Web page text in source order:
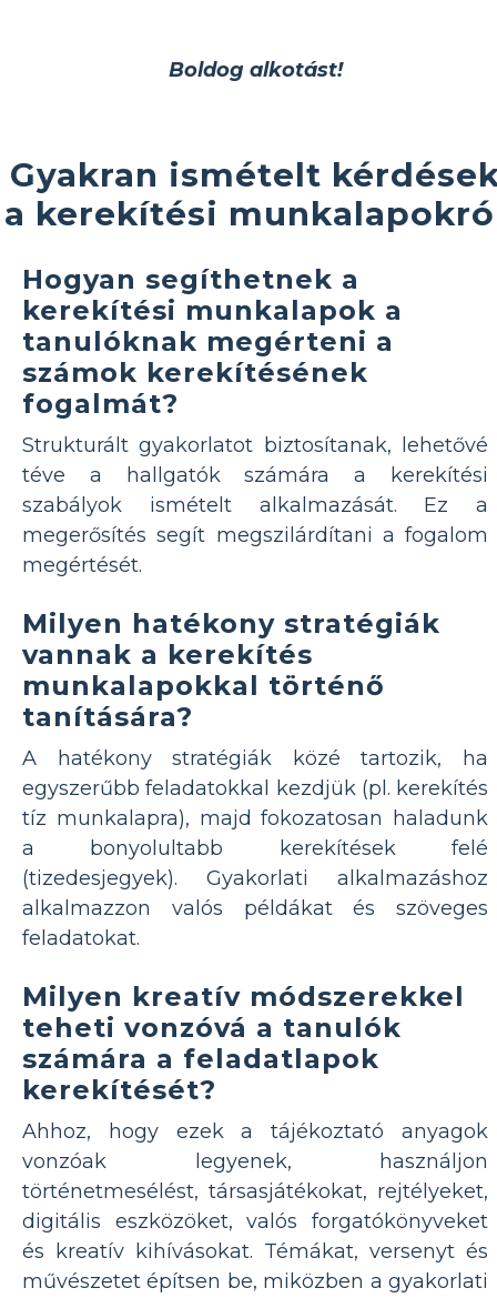
Boldog alkotást!
Gyakran ismételt
a kerekítési
Hogyan segíthetnek a
kerekítési munkalapok a
tanulóknak megérteni a
számok kerekítésének
fogalmát?
Strukturált gyakorlatot biztosítanak, lehetővé
téve a hallgatók számára a kerekítési
szabályok ismételt alkalmazását. Ez a
megerősítés segít megszilárdítani a fogalom
megértését.
Milyen hatékony stratégiák
vannak a kerekítés
munkalapokkal történő
tanítására?
A hatékony stratégiák közé tartozik, ha
egyszerűbb feladatokkal kezdjük (pl. kerekítés
tíz munkalapra), majd fokozatosan haladunk
a bonyolultabb kerekítések felé
(tizedesjegyek). Gyakorlati alkalmazáshoz
alkalmazzon valós példákat és szöveges
feladatokat.
Milyen kreatív módszerekkel
teheti vonzóvá a tanulók
számára a feladatlapok
kerekítését?
Ahhoz, hogy ezek a tájékoztató anyagok
vonzóak legyenek, használjon
történetmesélést, társasjátékokat, rejtélyeket,
digitális eszközöket, valós forgatókönyveket
és kreatív kihívásokat. Témákat, versenyt és
művészetet építsen be, miközben a gyakorlati